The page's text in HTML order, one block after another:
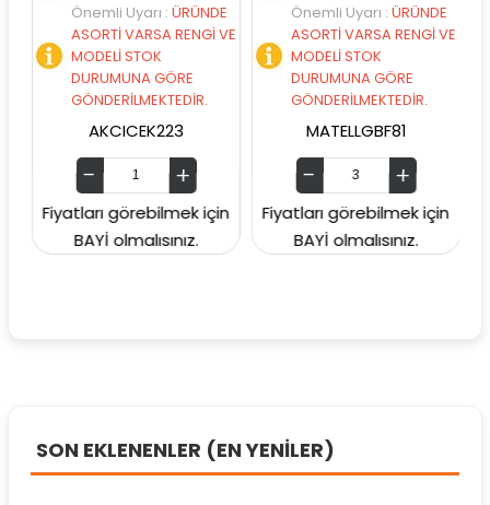
Önemli Uyarı:ÜRÜNDE
ASORTİ VARSA RENGİ VE
MODELİ STOK
DURUMUNA GÖRE
GÖNDERİLMEKTEDİR.
AKCICEK223
Fiyatları görebilmek için
BAYİ olmalısınız.
Önemli Uyarı:ÜRÜNDE
ASORTİ VARSA RENGİ VE
MODELİ STOK
DURUMUNA GÖRE
GÖNDERİLMEKTEDİR.
MATELLGBF81
Fiyatları görebilmek için
BAYİ olmalısınız.
SON EKLENENLER (EN YENİLER)